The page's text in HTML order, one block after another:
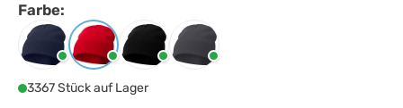
Farbe:
Farbeauswählen
Navy Rot SchwarzStorm Grey
3367 Stück auf Lager